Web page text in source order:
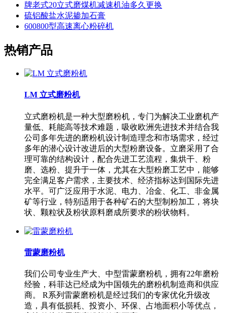
牌老式20立式磨煤机减速机油多久更换
硫铝酸盐水泥掺加石膏
600800型高速离心粉碎机
热销产品
LM 立式磨粉机
立式磨粉机是一种大型磨粉机，专门为解决工业磨机产
量低、耗能高等技术难题，吸收欧洲先进技术并结合我
公司多年先进的磨粉机设计制造理念和市场需求，经过
多年的潜心设计改进后的大型粉磨设备。立磨采用了合
理可靠的结构设计，配合先进工艺流程，集烘干、粉
磨、选粉、提升于一体，尤其在大型粉磨工艺中，能够
完全满足客户需求，主要技术、经济指标达到国际先进
水平。可广泛应用于水泥、电力、冶金、化工、非金属
矿等行业，特别适用于各种矿石的大型制粉加工，将块
状、颗粒状及粉状原料磨成所要求的粉状物料。
雷蒙磨粉机
我们公司专业生产大、中型雷蒙磨粉机，拥有22年磨粉
经验，科菲达已经成为中国领先的磨粉机制造商和供应
商。 R系列雷蒙磨粉机是经过我们的专家优化升级改
造，具有低损耗、投资小、环保、占地面积小等优点，